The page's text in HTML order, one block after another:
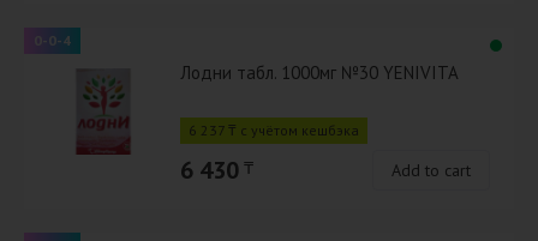
0-0-4
Лодни табл. 1000мг №30 YENIVITA
6 237 ₸ с учётом кешбэка
6 430 ₸ Add to cart